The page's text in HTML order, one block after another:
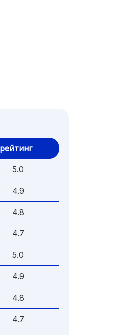
рейтинг
5.0
4.9
4.8
4.7
5.0
4.9
4.8
4.7